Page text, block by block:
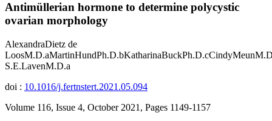
Antimüllerian hormone to determine polycystic
ovarian morphology
AlexandraDietz de
S.E.LavenM.D.a
doi : 10.1016/j.fertnstert.2021.05.094
Volume 116, Issue 4, October 2021, Pages 1149-1157